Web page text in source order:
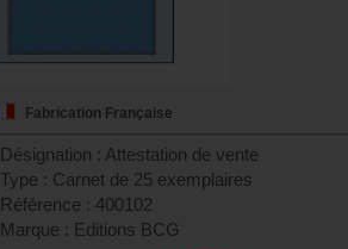
Fabrication Française
Désignation : Attestation de vente
Type : Carnet de 25 exemplaires
Référence : 400102
Marque : Editions BCG